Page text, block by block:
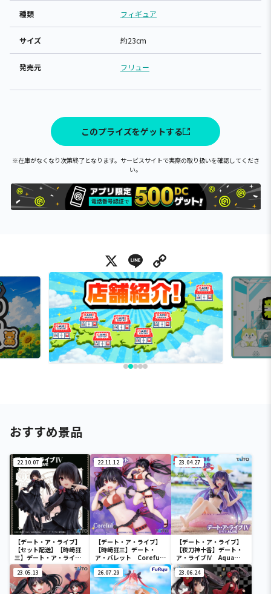
種類 フィギュア
サイズ 約23cm
発売元 フリュー
このプライズをゲットする
※在庫がなくなり次第終了となります。サービスサイトで実際の取り扱いを確認してくださ
い。
X Line
おすすめ景品
22.10.07
【デート・ア・ライブ】
【セット配送】【時崎狂
三】デート・ア・ライブ
Ⅳ Coreful フィギュ
ア 時崎狂三～私服ver.
～
22.11.12
【デート・ア・ライブ】
【時崎狂三】デート・
ア・バレット Coreful
フィギュア 時崎狂三～
水着ver.～Renewal
23.04.27
【デート・ア・ライブ】
【夜刀神十香】デート・
ア・ライブⅣ Aqua
Float Girlsフィギュア
夜刀神十香
23.05.13 26.07.29 23.06.24